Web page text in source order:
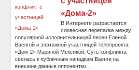
«Дома-2»
В Интернете разрастается
словесная перепалка между
популярной исполнительницей песен Еленой
Ваенгой и эпатажной участницей телепроекта
«Дом-2» Мариной Мексикой. Суть конфликта
свелась к публичным нападкам Ваенги на
внешние данные оппонентки....